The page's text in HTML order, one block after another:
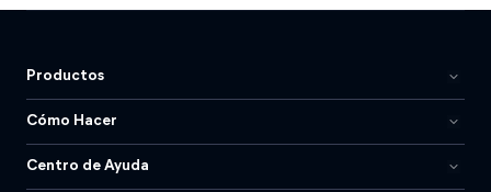
Productos
Cómo Hacer
Centro de Ayuda